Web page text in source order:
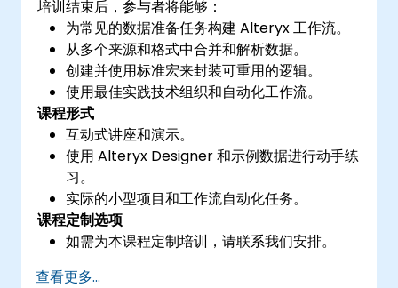
培训结束后，参与者将能够：
为常见的数据准备任务构建 Alteryx 工作流。
从多个来源和格式中合并和解析数据。
创建并使用标准宏来封装可重用的逻辑。
使用最佳实践技术组织和自动化工作流。
课程形式
互动式讲座和演示。
使用 Alteryx Designer 和示例数据进行动手练
习。
实际的小型项目和工作流自动化任务。
课程定制选项
如需为本课程定制培训，请联系我们安排。
查看更多...